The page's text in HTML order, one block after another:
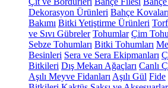
Dekorasyon Ürünleri Bahçe Kovaları
Bakımı Bitki Yetiştirme Ürünleri
ve Sıvı Gübreler Tohumlar Çim
Sebze Tohumları Bitki Tohumları
Besinleri Sera ve Sera Ekipmanları
Bitkileri Dış Mekan Ağaçları Canlı
Aşılı Meyve Fidanları Aşılı Gül Fide